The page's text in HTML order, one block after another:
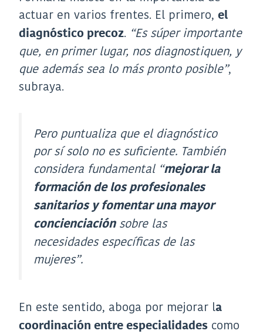
actuar en varios frentes. El primero, el
diagnóstico precoz. “Es súper importante
que, en primer lugar, nos diagnostiquen, y
que además sea lo más pronto posible”,
subraya.
Pero puntualiza que el diagnóstico
por sí solo no es suficiente. También
considera fundamental “mejorar la
formación de los profesionales
sanitarios y fomentar una mayor
concienciaciónsobre las
necesidades específicas de las
mujeres”.
En este sentido, aboga por mejorar la
coordinación entre especialidades como